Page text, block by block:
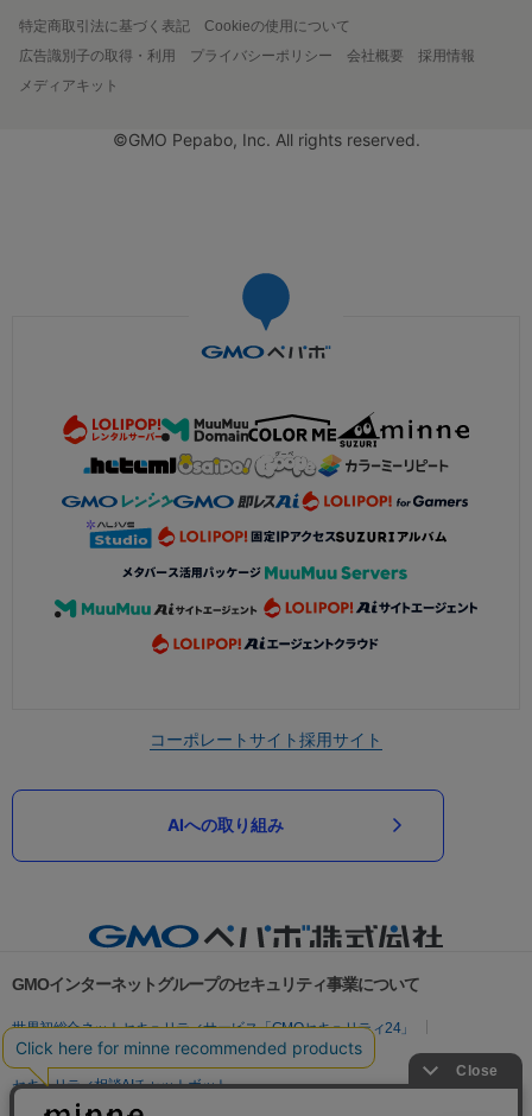
特定商取引法に基づく表記
Cookieの使用について
広告識別子の取得・利用
プライバシーポリシー 会社概要
採用情報
メディアキット
©GMO Pepabo, Inc. All rights reserved.
コーポレートサイト採用サイト
AIへの取り組み
GMOインターネットグループのセキュリティ事業について
世界初総合ネットセキュリティサービス「GMOセキュリティ24」
パスワード漏洩診断
Webサイトリスク診断
セキュリティ相談AIチャットボット